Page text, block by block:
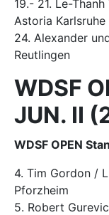
19.- 21. Le-
Astoria Karlsruhe
24. Alexander
Reutlingen
WDSF
JUN. II
WDSF OPEN
4. Tim Gordon /
Pforzheim
5. Robert